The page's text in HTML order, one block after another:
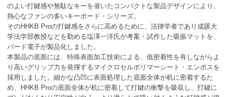
のよい打鍵感や無駄なキーを省いたコンパクトな製品デザインにより、
熱心なファンの多いキーボード・シリーズ。
そのHHKB Proの打鍵感をさらに高めるために、法律学者であり成蹊大
学法学部教授などを勤める塩澤一洋氏が考案・試作した吸振マットを、
バード電子が製品化しました。
本製品の底面には、特殊表面加工技術による、低密着性を有しながらよ
り高いグリップ力を発揮するマイクロセルポリマーシート・エンボスを
採用しました。細かな凸凹に表面処理した底面全体が机に密着するた
め、HHKB Proの底面全体が机に密着して打鍵の衝撃を吸収し、打鍵に